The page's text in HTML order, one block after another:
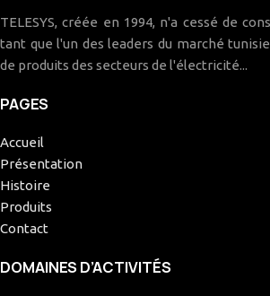
TELESYS, créée en 1994, n'a cessé de
tant que l'un des leaders du marché
de produits des secteurs de l'électricité...
PAGES
Accueil
Présentation
Histoire
Produits
Contact
DOMAINES D’ACTIVITÉS